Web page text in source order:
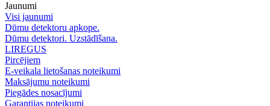
Jaunumi
Visi jaunumi
Dūmu detektoru apkope.
Dūmu detektori. Uzstādīšana.
LIREGUS
Pircējiem
E-veikala lietošanas noteikumi
Maksājumu noteikumi
Piegādes nosacījumi
Garantijas noteikumi